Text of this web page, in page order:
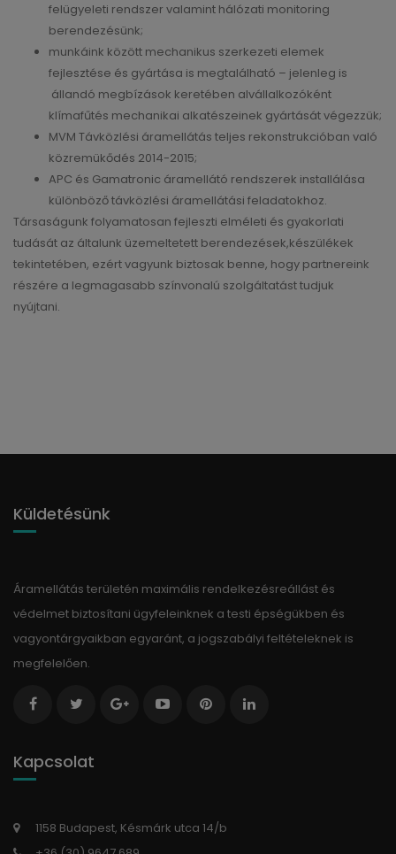
felügyeleti rendszer valamint hálózati monitoring
berendezésünk;
munkáink között mechanikus szerkezeti elemek
fejlesztése és gyártása is megtalálható – jelenleg is
állandó megbízások keretében alvállalkozóként
klímafűtés mechanikai alkatészeinek gyártását végezzük;
MVM Távközlési áramellátás teljes rekonstrukcióban való
közremükődés 2014-2015;
APC és Gamatronic áramellátó rendszerek installálása
különböző távközlési áramellátási feladatokhoz.
Társaságunk folyamatosan fejleszti elméleti és gyakorlati
tudását az általunk üzemeltetett berendezések,készülékek
tekintetében, ezért vagyunk biztosak benne, hogy partnereink
részére a legmagasabb színvonalú szolgáltatást tudjuk
nyújtani.
Küldetésünk
Áramellátás területén maximális rendelkezésreállást és
védelmet biztosítani ügyfeleinknek a testi épségükben és
vagyontárgyaikban egyaránt, a jogszabályi feltételeknek is
megfelelően.
Kapcsolat
1158 Budapest, Késmárk utca 14/b